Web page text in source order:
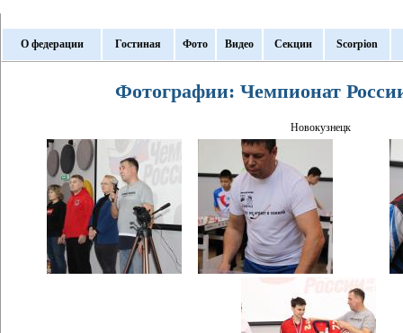
О федерации Гостиная Фото Видео Секции Scorpion
Фотографии: Чемпионат
Новокузнецк